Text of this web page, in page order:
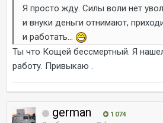
Я просто жду. Силы воли нет
и внуки деньги отнимают,
и работать...
Ты что Кощей бессмертный. Я
работу. Привыкаю .
german 1 074